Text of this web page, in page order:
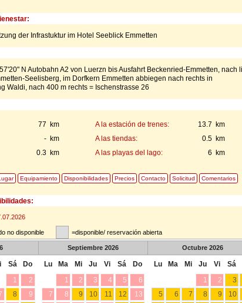
der Infrastuktur im Hotel Seeblick Emmetten
N Autobahn A2 von Luerzn bis Ausfahrt Beckenried-Emmetten, nach
Seelisberg, im Dorfkern Emmetten abbiegen nach rechts in
Waldi, nach 400 m rechts = Ischenstrasse 26
77 km 13.7 km
A la estación de trenes:
- km
0.5 km
A las tiendas:
0.3 km
6 km
A las playas del lago:
Equipamiento Disponibilidades Precios Contacto Solicitud Comentarios
no disponible =disponible/ reservación abierta
Sá
Do
1
2
8
9
Septiembre 2026
Lu Ma Mi Ju Vi Sá
Do
1
2 3 4 5
6
7
8 9 10 11 12
13
Octubre 2026
Lu Ma Mi Ju Vi
Sá
1
2
3
5
6 7 8 9
10